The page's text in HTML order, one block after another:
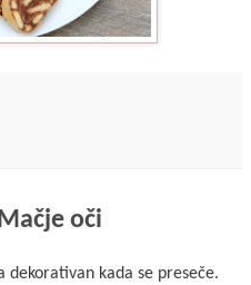
oči
kada se preseče.